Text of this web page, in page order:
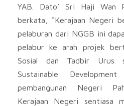
YAB. Dato’ Sri Haji Wan
berkata, “Kerajaan Negeri
pelaburan dari NGGB ini
pelabur ke arah projek
Sosial dan Tadbir Urus
Sustainable
pembangunan Negeri
Kerajaan Negeri sentiasa